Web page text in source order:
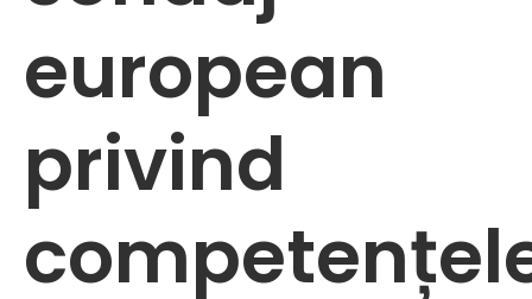
european
privind